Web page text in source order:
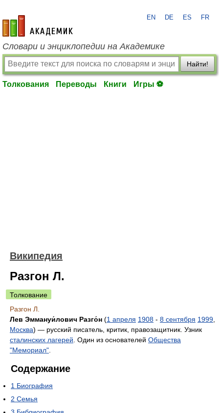
academic.ru
EN DE ES FR
Словари и энциклопедии на Академике
Найти!
Толкования Переводы Книги Игры ⚽
Википедия
Разгон Л.
Толкование
Разгон Л.
Лев Эммануи́лович Разго́н (1 апреля 1908 - 8 сентября 1999
Москва) — русский писатель, критик, правозащитник. Узник
сталинских лагерей . Один из основателей Общества
"Мемориал"
Содержание
1 Биография
2 Семья